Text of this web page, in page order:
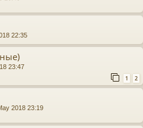
22:35
23:47
1 2
2018 23:19